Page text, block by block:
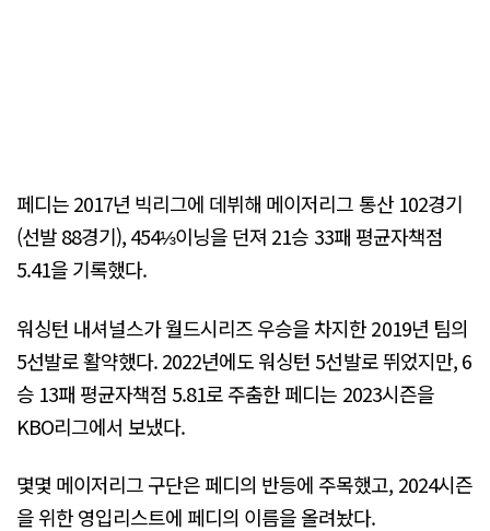
페디는 2017년 빅리그에 데뷔해 메이저리그 통산 102경기
(선발 88경기), 454⅓이닝을 던져 21승 33패 평균자책점
5.41을 기록했다.
워싱턴 내셔널스가 월드시리즈 우승을 차지한 2019년 팀의
5선발로 활약했다. 2022년에도 워싱턴 5선발로 뛰었지만, 6
승 13패 평균자책점 5.81로 주춤한 페디는 2023시즌을
KBO리그에서 보냈다.
몇몇 메이저리그 구단은 페디의 반등에 주목했고, 2024시즌
을 위한 영입리스트에 페디의 이름을 올려놨다.